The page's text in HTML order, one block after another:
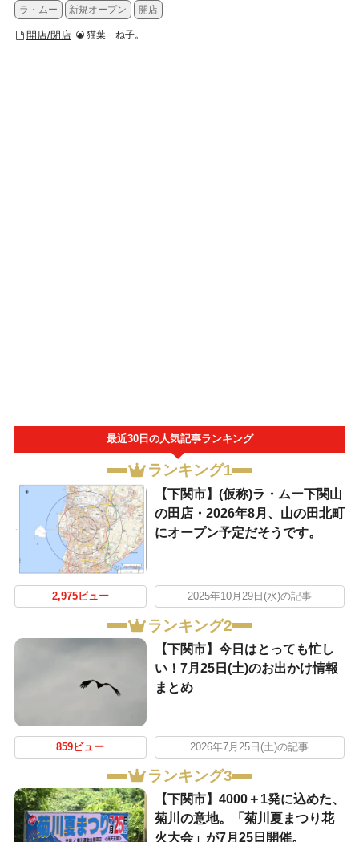
ラ・ムー
新規オープン 開店
開店/閉店 猫葉 ね子。
最近30日の人気記事ランキング
ランキング1
【下関市】(仮称)ラ・ムー下関山
の田店・2026年8月、山の田北町
にオープン予定だそうです。
2,975ビュー 2025年10月29日(水)の記事
ランキング2
【下関市】今日はとっても忙し
い！7月25日(土)のお出かけ情報
まとめ
859ビュー 2026年7月25日(土)の記事
ランキング3
【下関市】4000＋1発に込めた、
菊川の意地。「菊川夏まつり花
火大会」が7月25日開催。